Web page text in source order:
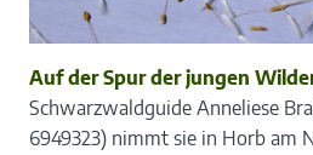
Auf der Spur der jungen
Schwarzwaldguide Anneliese
6949323) nimmt sie in Horb am